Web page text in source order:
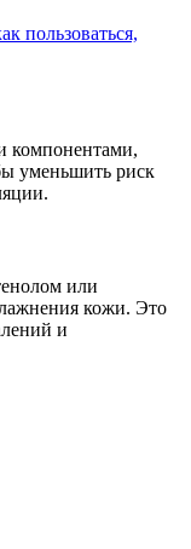
пользоваться,
компонентами,
уменьшить риск
или
кожи. Это
и